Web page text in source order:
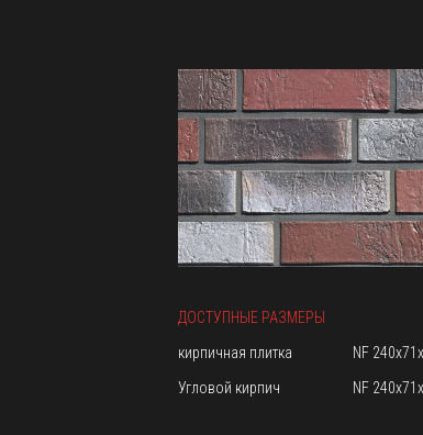
ДОСТУПНЫЕ РАЗМЕРЫ
кирпичная плитка
NF
Угловой кирпич
NF